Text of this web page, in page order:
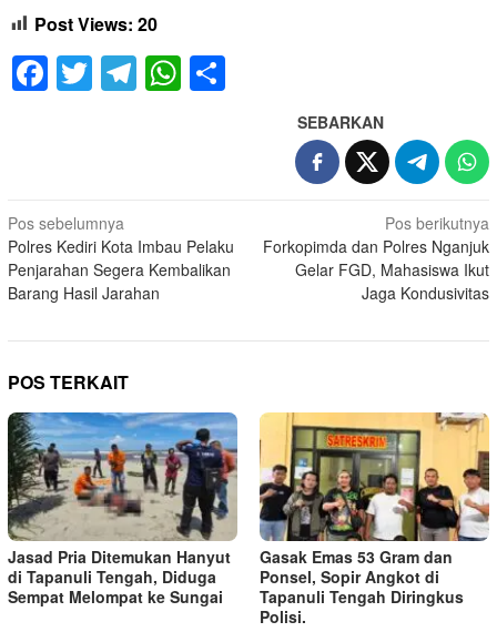
Post Views: 20
Facebook
TwitterTelegram
WhatsApp
SEBARKAN
Navigasi
pos
Pos sebelumnya
Polres Kediri Kota Imbau Pelaku
Penjarahan Segera Kembalikan
Barang Hasil Jarahan
Pos berikutnya
Forkopimda dan Polres Nganjuk
Gelar FGD, Mahasiswa Ikut
Jaga Kondusivitas
POS TERKAIT
Jasad Pria Ditemukan Hanyut
di Tapanuli Tengah, Diduga
Sempat Melompat ke Sungai
Gasak Emas 53 Gram dan
Ponsel, Sopir Angkot di
Tapanuli Tengah Diringkus
Polisi.